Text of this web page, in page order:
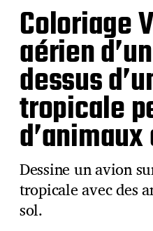
Coloriage
aérien
dessus
tropicale
Dessine un avion
tropicale avec des
sol.